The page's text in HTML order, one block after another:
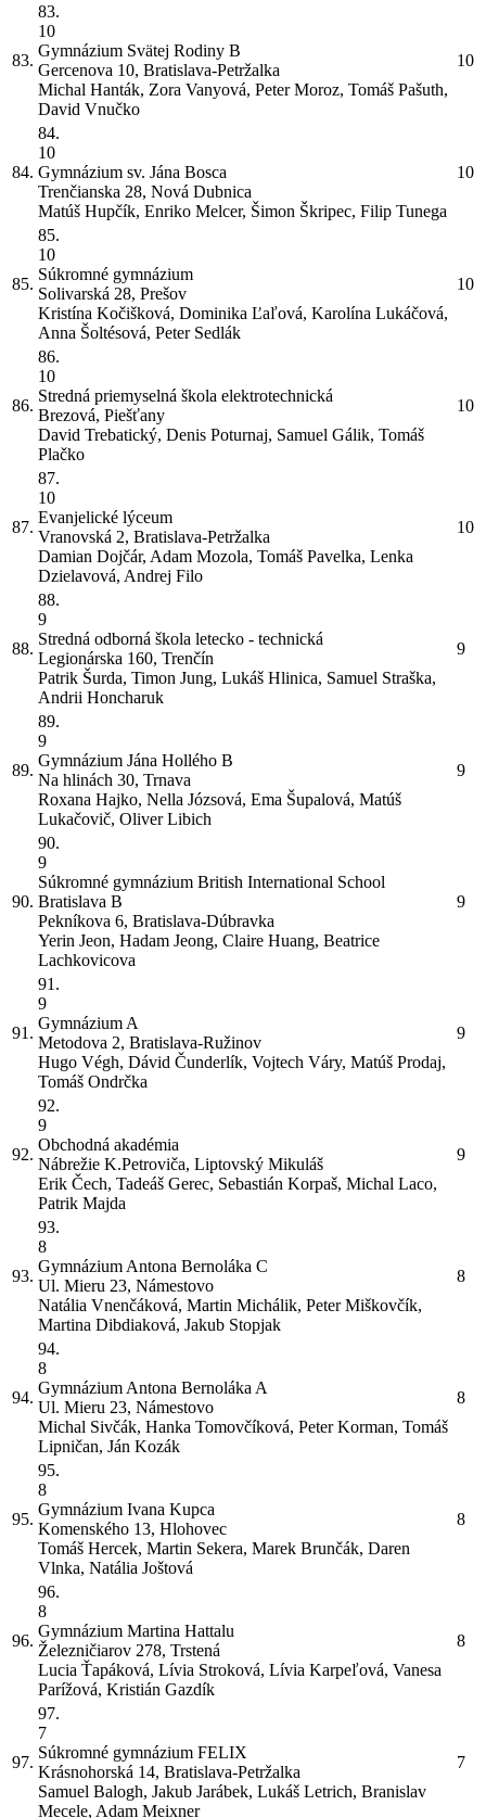
83.
83.
10
Gymnázium Svätej Rodiny B
Gercenova 10, Bratislava-Petržalka
Michal Hanták, Zora Vanyová, Peter Moroz, Tomáš Pašuth,
David Vnučko
10
84.
84.
10
Gymnázium sv. Jána Bosca
Trenčianska 28, Nová Dubnica
Matúš Hupčík, Enriko Melcer, Šimon Škripec, Filip Tunega
10
85.
85.
10
Súkromné gymnázium
Solivarská 28, Prešov
Kristína Kočišková, Dominika Ľaľová, Karolína Lukáčová,
Anna Šoltésová, Peter Sedlák
10
86.
86.
10
Stredná priemyselná škola elektrotechnická
Brezová, Piešťany
David Trebatický, Denis Poturnaj, Samuel Gálik, Tomáš
Plačko
10
87.
87.
10
Evanjelické lýceum
Vranovská 2, Bratislava-Petržalka
Damian Dojčár, Adam Mozola, Tomáš Pavelka, Lenka
Dzielavová, Andrej Filo
10
88.
88.
9
Stredná odborná škola letecko - technická
Legionárska 160, Trenčín
Patrik Šurda, Timon Jung, Lukáš Hlinica, Samuel Straška,
Andrii Honcharuk
9
89.
89.
9
Gymnázium Jána Hollého B
Na hlinách 30, Trnava
Roxana Hajko, Nella Józsová, Ema Šupalová, Matúš
Lukačovič, Oliver Libich
9
90.
90.
9
Súkromné gymnázium British International School
Bratislava B
Pekníkova 6, Bratislava-Dúbravka
Yerin Jeon, Hadam Jeong, Claire Huang, Beatrice
Lachkovicova
9
91.
91.
9
Gymnázium A
Metodova 2, Bratislava-Ružinov
Hugo Végh, Dávid Čunderlík, Vojtech Váry, Matúš Prodaj,
Tomáš Ondrčka
9
92.
92.
9
Obchodná akadémia
Nábrežie K.Petroviča, Liptovský Mikuláš
Erik Čech, Tadeáš Gerec, Sebastián Korpaš, Michal Laco,
Patrik Majda
9
93.
93.
8
Gymnázium Antona Bernoláka C
Ul. Mieru 23, Námestovo
Natália Vnenčáková, Martin Michálik, Peter Miškovčík,
Martina Dibdiaková, Jakub Stopjak
8
94.
94.
8
Gymnázium Antona Bernoláka A
Ul. Mieru 23, Námestovo
Michal Sivčák, Hanka Tomovčíková, Peter Korman, Tomáš
Lipničan, Ján Kozák
8
95.
95.
8
Gymnázium Ivana Kupca
Komenského 13, Hlohovec
Tomáš Hercek, Martin Sekera, Marek Brunčák, Daren
Vlnka, Natália Joštová
8
96.
96.
8
Gymnázium Martina Hattalu
Železničiarov 278, Trstená
Lucia Ťapáková, Lívia Stroková, Lívia Karpeľová, Vanesa
Parížová, Kristián Gazdík
8
97.
97.
7
Súkromné gymnázium FELIX
Krásnohorská 14, Bratislava-Petržalka
Samuel Balogh, Jakub Jarábek, Lukáš Letrich, Branislav
Mecele, Adam Meixner
7